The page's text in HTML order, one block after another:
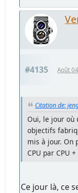
#4135 Août
Citation de:
Oui, le jour où
objectifs
mis à jour. On
CPU par CPU
Ce jour là, ce